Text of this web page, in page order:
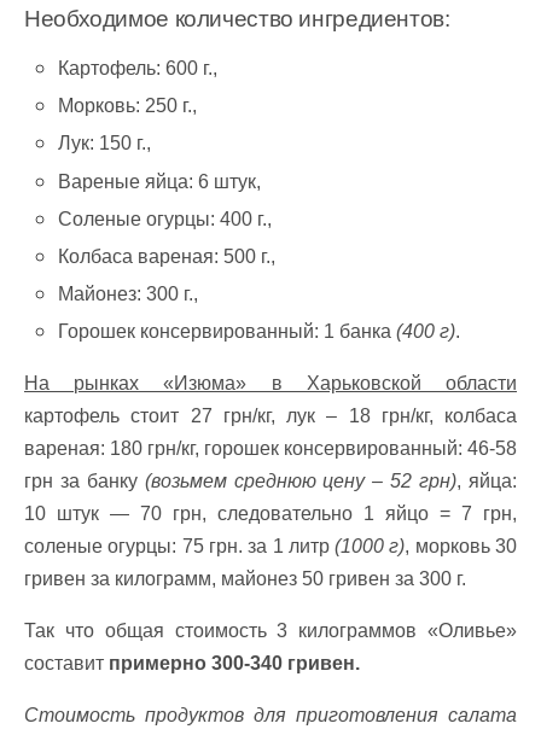
Необходимое количество ингредиентов:
Картофель: 600 г.,
Морковь: 250 г.,
Лук: 150 г.,
Вареные яйца: 6 штук,
Соленые огурцы: 400 г.,
Колбаса вареная: 500 г.,
Майонез: 300 г.,
Горошек консервированный: 1 банка(400 г).
На рынках «Изюма» в Харьковской области
картофель стоит 27 грн/кг, лук – 18 грн/кг, колбаса
вареная: 180 грн/кг, горошек консервированный: 46-58
грн за банку (возьмем среднюю цену – 52 грн), яйца:
10 штук — 70 грн, следовательно 1 яйцо = 7 грн,
соленые огурцы: 75 грн. за 1 литр(1000 г), морковь 30
гривен за килограмм, майонез 50 гривен за 300 г.
Так что общая стоимость 3 килограммов «Оливье»
составит примерно 300-340 гривен.
Стоимость продуктов для приготовления салата